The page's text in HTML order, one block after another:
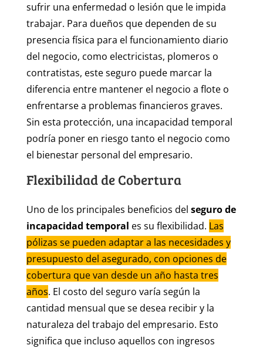
sufrir una enfermedad o lesión que le impida
trabajar. Para dueños que dependen de su
presencia física para el funcionamiento diario
del negocio, como electricistas, plomeros o
contratistas, este seguro puede marcar la
diferencia entre mantener el negocio a flote o
enfrentarse a problemas financieros graves.
Sin esta protección, una incapacidad temporal
podría poner en riesgo tanto el negocio como
el bienestar personal del empresario.
Flexibilidad de Cobertura
Uno de los principales beneficios del seguro de
incapacidad temporal es su flexibilidad. Las
pólizas se pueden adaptar a las necesidades y
presupuesto del asegurado, con opciones de
cobertura que van desde un año hasta tres
años. El costo del seguro varía según la
cantidad mensual que se desea recibir y la
naturaleza del trabajo del empresario. Esto
significa que incluso aquellos con ingresos